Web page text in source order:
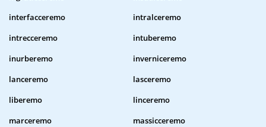
interfacceremo
intralceremo
intrecceremo
intuberemo
inurberemo
inverniceremo
lanceremo
lasceremo
liberemo
linceremo
marceremo
massicceremo